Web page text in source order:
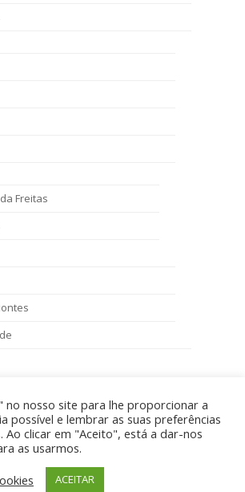
Freitas
0,75 T
next
post:
Dona Ermelinda, 0,75 T
IVA - golddrinks.pt 2026 - By
Política de Privacidade
no nosso site para lhe proporcionar a
possível e lembrar as suas preferências
Ao clicar em "Aceito", está a dar-nos
as usarmos.
ACEITAR